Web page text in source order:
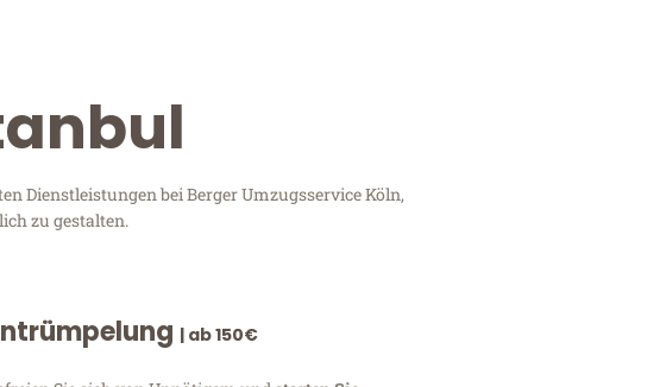
Dienstleistungen bei Berger Umzugsservice Köln,
zu gestalten.
| ab 150€